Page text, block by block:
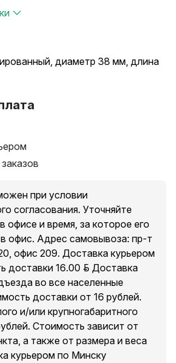
диаметр 38 мм, длина
при условии
согласования. Уточняйте
офисе и время, за которое его
офис. Адрес самовывоза: пр-т
офис 209. Доставка курьером
16.00 руб. Доставка
во все населенные
доставки от 16 рублей.
и/или крупногабаритного
Стоимость зависит от
а также от размера и веса
курьером по Минску